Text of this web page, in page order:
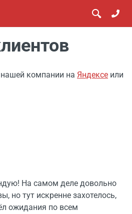
компании на Яндексе или
На самом деле довольно
но тут искренне захотелось,
ожидания по всем